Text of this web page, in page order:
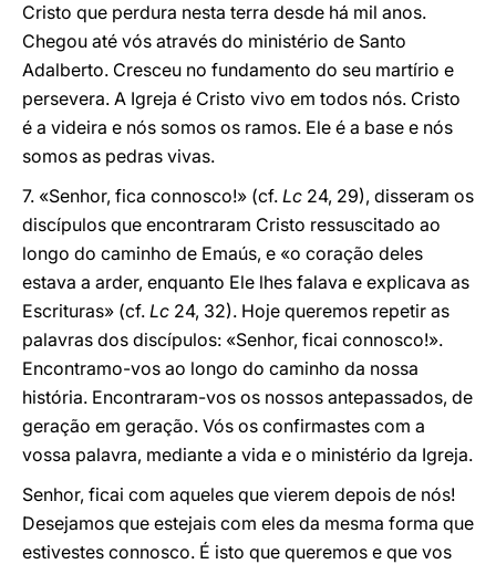
Cristo que perdura nesta terra desde há mil anos.
Chegou até vós através do ministério de Santo
Adalberto. Cresceu no fundamento do seu martírio e
persevera. A Igreja é Cristo vivo em todos nós. Cristo
é a videira e nós somos os ramos. Ele é a base e nós
somos as pedras vivas.
7. «Senhor, fica connosco!» (cf. Lc 24, 29), disseram os
discípulos que encontraram Cristo ressuscitado ao
longo do caminho de Emaús, e «o coração deles
estava a arder, enquanto Ele lhes falava e explicava as
Escrituras» (cf. Lc 24, 32). Hoje queremos repetir as
palavras dos discípulos: «Senhor, ficai connosco!».
Encontramo-vos ao longo do caminho da nossa
história. Encontraram-vos os nossos antepassados, de
geração em geração. Vós os confirmastes com a
vossa palavra, mediante a vida e o ministério da Igreja.
Senhor, ficai com aqueles que vierem depois de nós!
Desejamos que estejais com eles da mesma forma que
estivestes connosco. É isto que queremos e que vos